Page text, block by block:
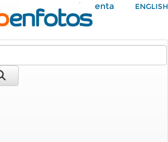
Mi Cuenta ENGLISH